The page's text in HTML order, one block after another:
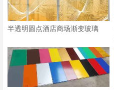
半透明圆点酒店商场渐变玻璃